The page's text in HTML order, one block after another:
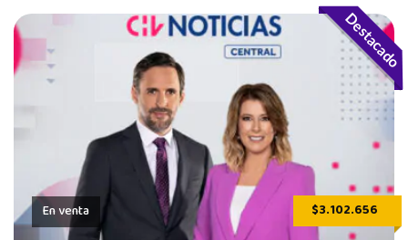
Destacado
En venta $3.102.656